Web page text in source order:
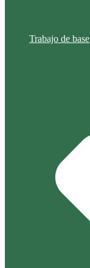
Trabajo de base